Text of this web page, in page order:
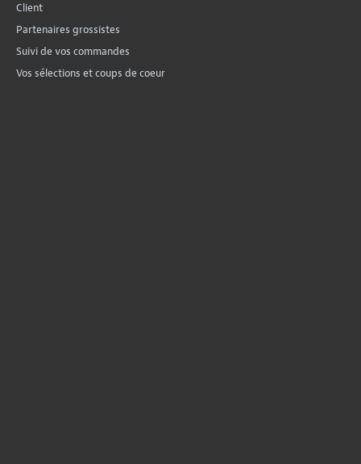
Client
Partenaires grossistes
Suivi de vos commandes
Vos sélections et coups de coeur